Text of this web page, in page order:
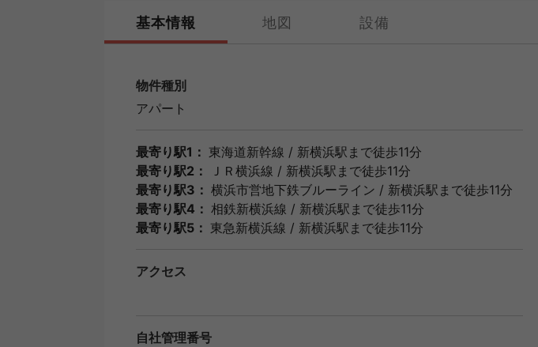
基本情報 地図 設備
物件種別
アパート
最寄り駅1： 東海道新幹線 / 新横浜駅 まで徒歩11分
最寄り駅2：
ＪＲ横浜線 / 新横浜駅 まで徒歩11分
最寄り駅3： 横浜市営地下鉄ブルーライン / 新横浜駅 まで徒歩11分
最寄り駅4： 相鉄新横浜線 / 新横浜駅 まで徒歩11分
最寄り駅5： 東急新横浜線 / 新横浜駅 まで徒歩11分
アクセス
自社管理番号